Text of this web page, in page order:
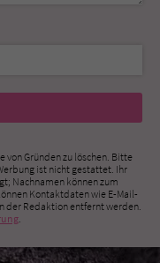
von Gründen zu löschen. Bitte
ist nicht gestattet. Ihr
Nachnamen können zum
Kontaktdaten wie E-Mail-
der Redaktion entfernt werden.
.